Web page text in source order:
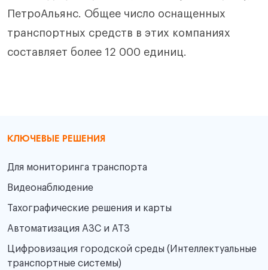
ПетроАльянс. Общее число оснащенных
транспортных средств в этих компаниях
составляет более 12 000 единиц.
КЛЮЧЕВЫЕ РЕШЕНИЯ
Для мониторинга транспорта
Видеонаблюдение
Тахографические решения и карты
Автоматизация АЗС и АТЗ
Цифровизация городской среды (Интеллектуальные
транспортные системы)